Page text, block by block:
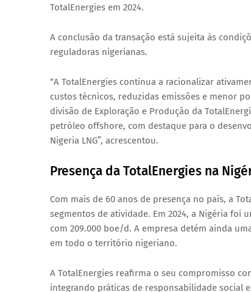
TotalEnergies em 2024.
A conclusão da transação está sujeita às
reguladoras nigerianas.
“A TotalEnergies continua a racionalizar
custos técnicos, reduzidas emissões e menor
divisão de Exploração e Produção da
petróleo offshore, com destaque para o
Nigeria LNG”, acrescentou.
Presença da TotalEnergies na
Com mais de 60 anos de presença no país, a
segmentos de atividade. Em 2024, a Nigéria
com 209.000 boe/d. A empresa detém ainda
em todo o território nigeriano.
A TotalEnergies reafirma o seu compromisso
integrando práticas de responsabilidade social